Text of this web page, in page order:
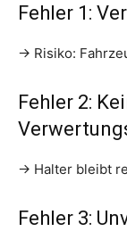
Fehler 1:
→ Risiko:
Fehler 2:
→ Halter bleibt
Fehler 3: